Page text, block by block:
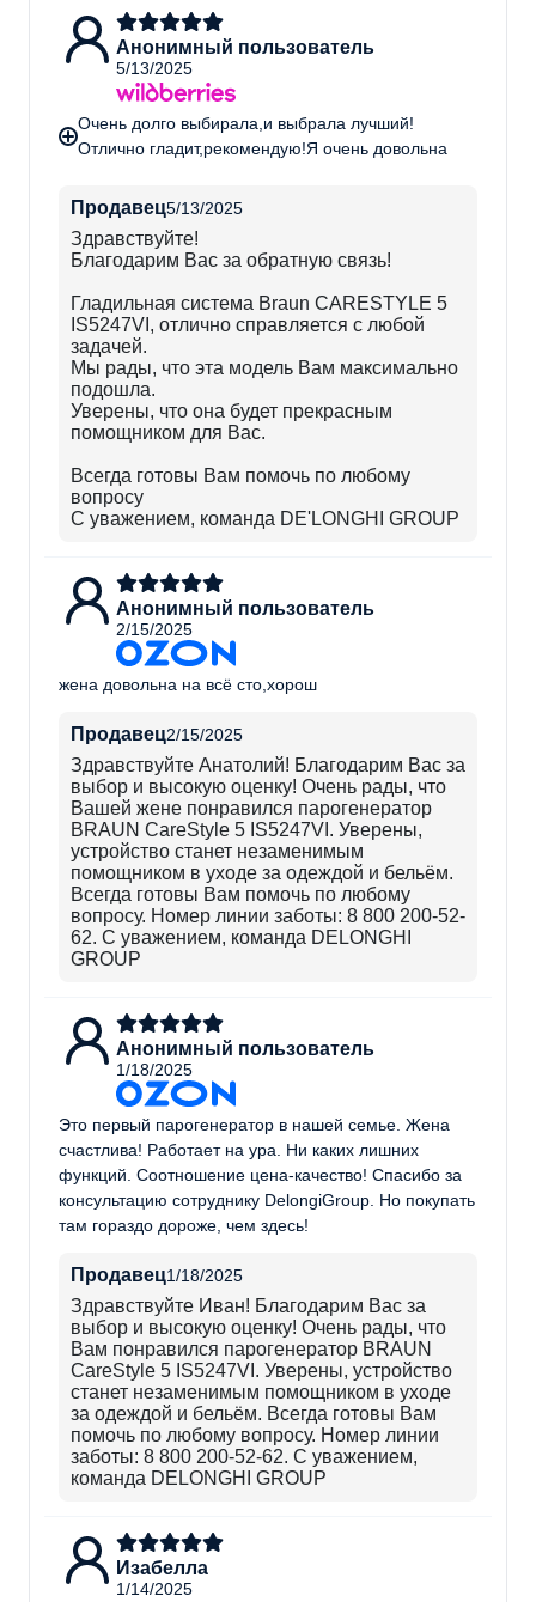
Технические характеристики
Материал корпуса Пластик
Анонимный пользователь
5/13/2025
Очень долго выбирала,и выбрала лучший!
Отлично гладит,рекомендую!Я очень довольна
Продавец5/13/2025
Здравствуйте!​
Благодарим Вас за обратную связь!
Гладильная система Braun CARESTYLE 5
IS5247VI, отлично справляется с любой
задачей.
Мы рады, что эта модель Вам максимально
подошла.
Уверены, что она будет прекрасным
помощником для Вас.
Всегда готовы Вам помочь по любому
вопросу
С уважением, команда DE'LONGHI GROUP
Анонимный пользователь
2/15/2025
жена довольна на всё сто,хорош
Продавец2/15/2025
Здравствуйте Анатолий! Благодарим Вас за
выбор и высокую оценку! Очень рады, что
Вашей жене понравился парогенератор
BRAUN CareStyle 5 IS5247VI. Уверены,
устройство станет незаменимым
помощником в уходе за одеждой и бельём.
Всегда готовы Вам помочь по любому
вопросу. Номер линии заботы: 8 800 200-52-
62. С уважением, команда DELONGHI
GROUP
Анонимный пользователь
1/18/2025
Это первый парогенератор в нашей семье. Жена
счастлива! Работает на ура. Ни каких лишних
функций. Соотношение цена-качество! Спасибо за
консультацию сотруднику DelongiGroup. Но покупать
там гораздо дороже, чем здесь!
Продавец1/18/2025
Здравствуйте Иван! Благодарим Вас за
выбор и высокую оценку! Очень рады, что
Вам понравился парогенератор BRAUN
CareStyle 5 IS5247VI. Уверены, устройство
станет незаменимым помощником в уходе
за одеждой и бельём. Всегда готовы Вам
помочь по любому вопросу. Номер линии
заботы: 8 800 200-52-62. С уважением,
команда DELONGHI GROUP
Изабелла
1/14/2025